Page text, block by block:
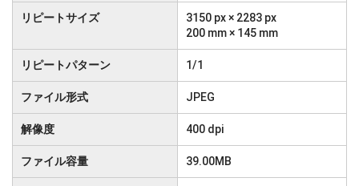
リピートサイズ
3150 px × 2283 px
200 mm × 145 mm
リピートパターン 1/1
ファイル形式 JPEG
解像度 400 dpi
ファイル容量 39.00MB